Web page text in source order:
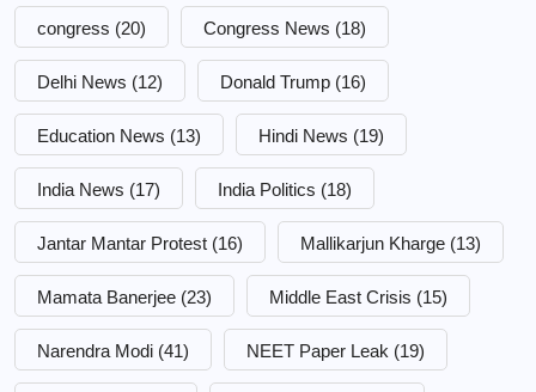
congress (20) Congress News (18)
Delhi News (12) Donald Trump (16)
Education News (13) Hindi News (19)
India News (17) India Politics (18)
Jantar Mantar Protest (16) Mallikarjun Kharge (13)
Mamata Banerjee (23) Middle East Crisis (15)
Narendra Modi (41) NEET Paper Leak (19)